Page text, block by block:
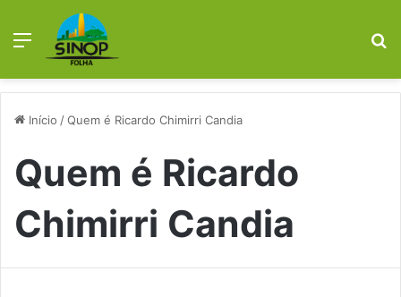
Menu
Início /Quem é Ricardo Chimirri Candia
Quem é Ricardo
Chimirri Candia